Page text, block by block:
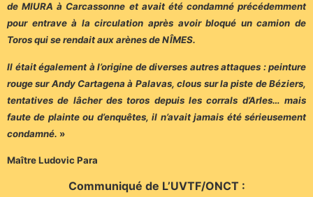
de MIURA à Carcassonne et avait été condamné précédemment
pour entrave à la circulation après avoir bloqué un camion de
Toros qui se rendait aux arènes de NÎMES.
Il était également à l’origine de diverses autres attaques : peinture
rouge sur Andy Cartagena à Palavas, clous sur la piste de Béziers,
tentatives de lâcher des toros depuis les corrals d’Arles… mais
faute de plainte ou d’enquêtes, il n’avait jamais été sérieusement
condamné. »
Maître Ludovic Para
Communiqué de L’UVTF/ONCT :